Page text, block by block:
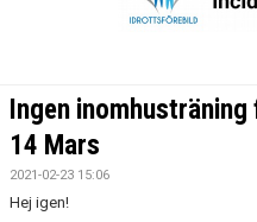
BILDGALLERI
DOKUMENT
Ingen
14 Mars
2021-02-23 15:06
Hej igen!